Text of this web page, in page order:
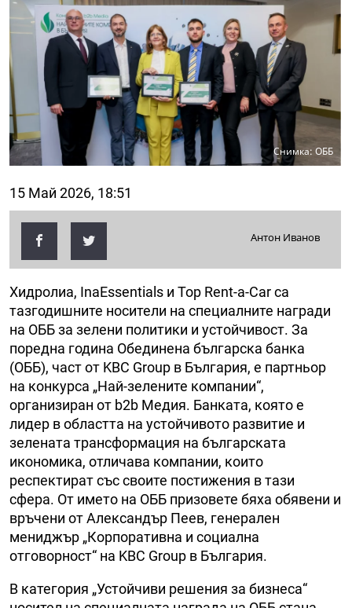
Снимка: ОББ
15 Май 2026, 18:51
Антон Иванов
Хидролиа, InaEssentials и Top Rent-a-Car са
тазгодишните носители на специалните награди
на ОББ за зелени политики и устойчивост. За
поредна година Обединена българска банка
(ОББ), част от KBC Group в България, е партньор
на конкурса „Най-зелените компании“,
организиран от b2b Медия. Банката, която е
лидер в областта на устойчивото развитие и
зелената трансформация на българската
икономика, отличава компании, които
респектират със своите постижения в тази
сфера. От името на ОББ призовете бяха обявени и
връчени от Александър Пеев, генерален
мениджър „Корпоративна и социална
отговорност“ на KBC Group в България.
В категория „Устойчиви решения за бизнеса“